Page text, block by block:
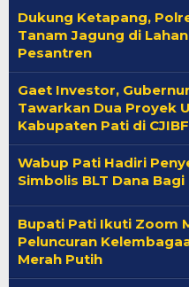
Dukung Ketapang,
Tanam Jagung di
Pesantren
Gaet Investor,
Tawarkan Dua Proyek
Kabupaten Pati di
Wabup Pati Hadiri
Simbolis BLT Dana Bagi
Bupati Pati Ikuti Zoom
Peluncuran
Merah Putih